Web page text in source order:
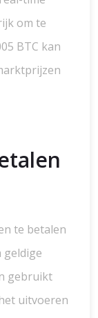
om te
BTC kan
te betalen
geldige
gebruikt
uitvoeren